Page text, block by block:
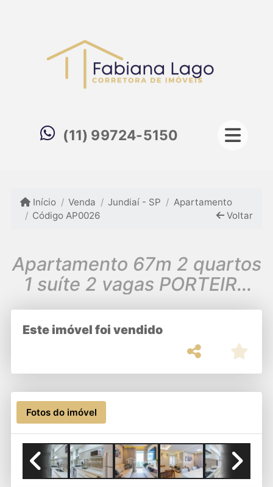
(11) 99724-5150
Início Venda Jundiaí - SP
Apartamento
Código AP0026
Voltar
Apartamento 67m 2 quartos
1 suíte 2 vagas PORTEIRA
FECHADA R$580.000
Este imóvel foi vendido
Fotos do imóvel